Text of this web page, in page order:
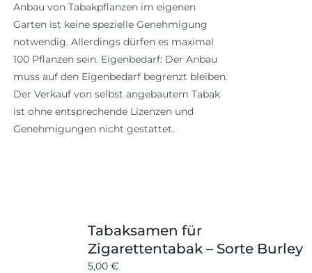
Anbau von Tabakpflanzen im eigenen
Garten ist keine spezielle Genehmigung
notwendig. Allerdings dürfen es maximal
100 Pflanzen sein. Eigenbedarf: Der Anbau
muss auf den Eigenbedarf begrenzt bleiben.
Der Verkauf von selbst angebautem Tabak
ist ohne entsprechende Lizenzen und
Genehmigungen nicht gestattet.
Tabaksamen für
Zigarettentabak – Sorte Burley
5,00 €